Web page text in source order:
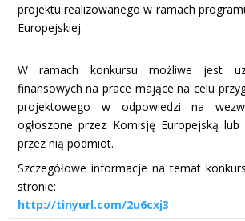
projektu realizowanego w ramach
Europejskiej.
W ramach konkursu możliwe jest
finansowych na prace mające na celu
projektowego w odpowiedzi na
ogłoszone przez Komisję Europejską
przez nią podmiot.
Szczegółowe informacje na temat
stronie:
http://tinyurl.com/2u6cxj3